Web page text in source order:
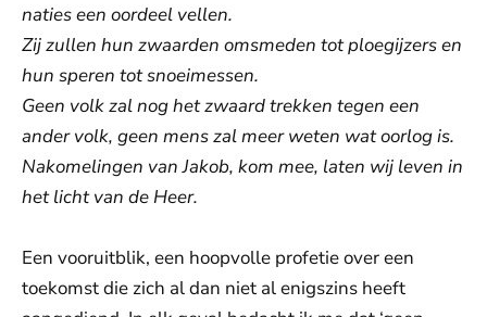
naties een oordeel vellen.
Zij zullen hun zwaarden omsmeden tot ploegijzers en
hun speren tot snoeimessen.
Geen volk zal nog het zwaard trekken tegen een
ander volk, geen mens zal meer weten wat oorlog is.
Nakomelingen van Jakob, kom mee, laten wij leven in
het licht van de Heer.
Een vooruitblik, een hoopvolle profetie over een
toekomst die zich al dan niet al enigszins heeft